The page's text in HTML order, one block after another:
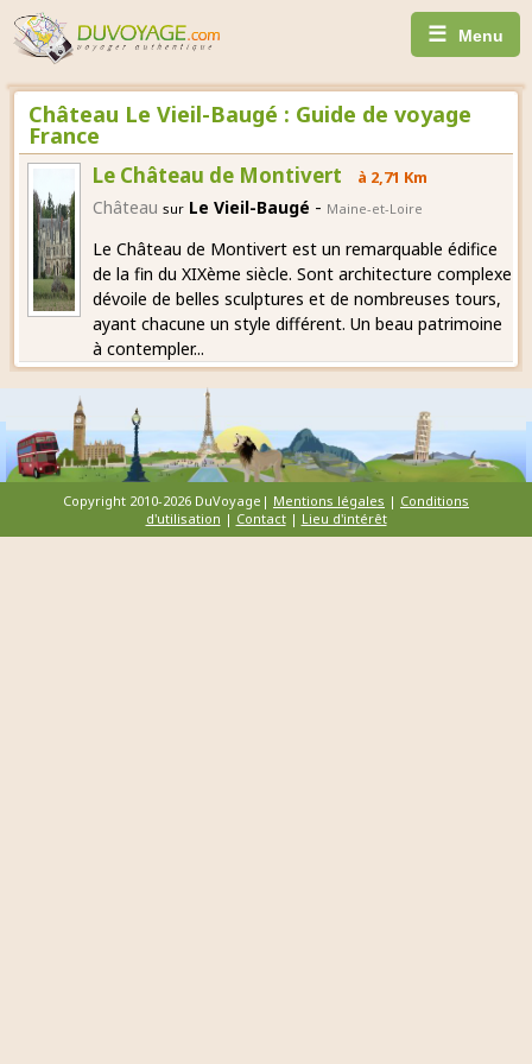
☰ Menu
Château Le Vieil-Baugé : Guide de voyage
France
Le Château de Montivert à 2,71 Km
Château sur Le Vieil-Baugé - Maine-et-Loire
Le Château de Montivert est un remarquable édifice
de la fin du XIXème siècle. Sont architecture complexe
dévoile de belles sculptures et de nombreuses tours,
ayant chacune un style différent. Un beau patrimoine
à contempler...
Copyright 2010-2026 DuVoyage| Mentions légales | Conditions
d'utilisation | Contact| Lieu d'intérêt